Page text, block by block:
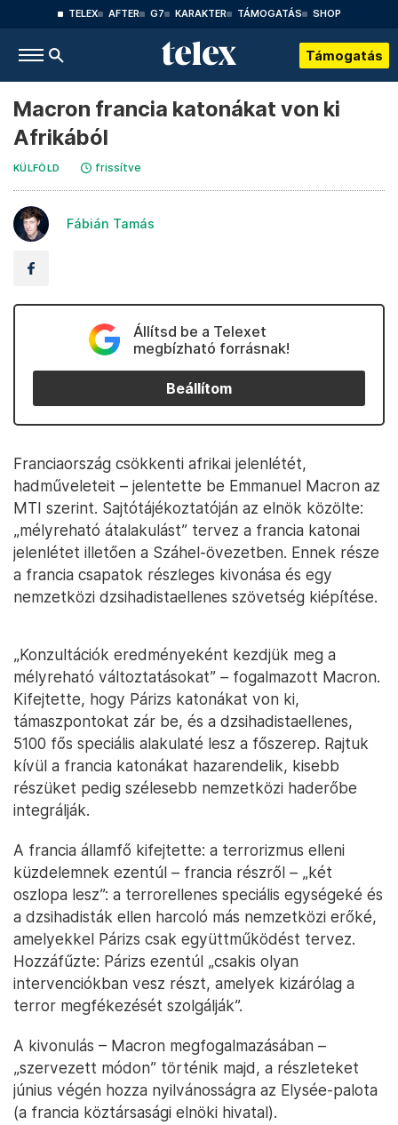
TELEX AFTER G7 KARAKTER TÁMOGATÁS SHOP
Támogatás
Macron francia katonákat von ki
Afrikából
KÜLFÖLD frissítve
Fábián Tamás
Állítsd be a Telexet
megbízható forrásnak!
Beállítom
Franciaország csökkenti afrikai jelenlétét,
hadműveleteit – jelentette be Emmanuel Macron az
MTI szerint. Sajtótájékoztatóján az elnök közölte:
„mélyreható átalakulást” tervez a francia katonai
jelenlétet illetően a Száhel-övezetben. Ennek része
a francia csapatok részleges kivonása és egy
nemzetközi dzsihadistaellenes szövetség kiépítése.
„Konzultációk eredményeként kezdjük meg a
mélyreható változtatásokat” – fogalmazott Macron.
Kifejtette, hogy Párizs katonákat von ki,
támaszpontokat zár be, és a dzsihadistaellenes,
5100 fős speciális alakulaté lesz a főszerep. Rajtuk
kívül a francia katonákat hazarendelik, kisebb
részüket pedig szélesebb nemzetközi haderőbe
integrálják.
A francia államfő kifejtette: a terrorizmus elleni
küzdelemnek ezentúl – francia részről – „két
oszlopa lesz”: a terrorellenes speciális egységeké és
a dzsihadisták ellen harcoló más nemzetközi erőké,
amelyekkel Párizs csak együttműködést tervez.
Hozzáfűzte: Párizs ezentúl „csakis olyan
intervenciókban vesz részt, amelyek kizárólag a
terror megfékezését szolgálják”.
A kivonulás – Macron megfogalmazásában –
„szervezett módon” történik majd, a részleteket
június végén hozza nyilvánosságra az Elysée-palota
(a francia köztársasági elnöki hivatal).